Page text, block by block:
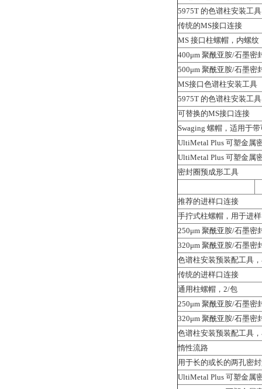
5975T 的色谱柱安装工具
传统的MS接口连接
MS 接口柱螺帽，内螺纹
400μm 聚酰亚胺/石墨密
500μm 聚酰亚胺/石墨密
MS接口色谱柱安装工具
5975T 的色谱柱安装工具
可替换的MS接口连接
Swaging 螺帽，适用于
UltiMetal Plus 可塑金属
UltiMetal Plus 可塑金属
密封圈预成形工具
推荐的进样口连接
手拧式柱螺帽，用于进
250μm 聚酰亚胺/石墨密
320μm 聚酰亚胺/石墨密
色谱柱安装预装配工具
传统的进样口连接
通用柱螺帽，2/包
250μm 聚酰亚胺/石墨密
320μm 聚酰亚胺/石墨密
色谱柱安装预装配工具
惰性流路
用于长的或长的两孔密
UltiMetal Plus 可塑金属